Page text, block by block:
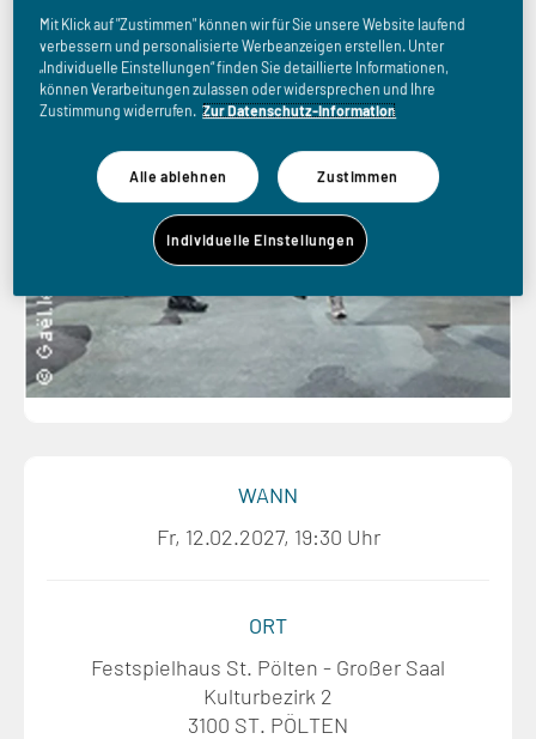
WANN
Fr, 12.02.2027, 19:30 Uhr
ORT
Festspielhaus St. Pölten - Großer Saal
Kulturbezirk 2
3100 ST. PÖLTEN
Mit Klick auf "Zustimmen" können wir für Sie unsere Website laufend
verbessern und personalisierte Werbeanzeigen erstellen. Unter
„Individuelle Einstellungen“ finden Sie detaillierte Informationen,
können Verarbeitungen zulassen oder widersprechen und Ihre
Zustimmung widerrufen. Zur Datenschutz-Information
Alle ablehnen Zustimmen
Individuelle Einstellungen